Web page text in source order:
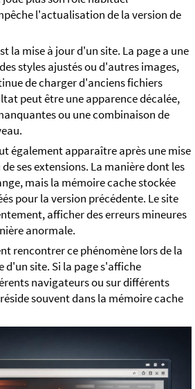
l'actualisation de la version de
la mise à jour d'un site. La page a une
styles ajustés ou d'autres images,
de charger d'anciens fichiers
peut être une apparence décalée,
ou une combinaison de
également apparaître après une mise
ses extensions. La manière dont les
mais la mémoire cache stockée
pour la version précédente. Le site
afficher des erreurs mineures
anormale.
rencontrer ce phénomène lors de la
d'un site. Si la page s'affiche
navigateurs ou sur différents
souvent dans la mémoire cache